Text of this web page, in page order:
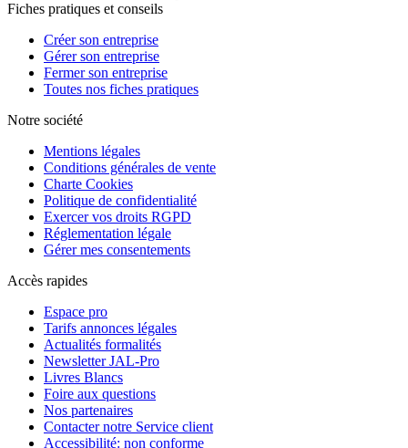
Fiches pratiques et conseils
Créer son entreprise
Gérer son entreprise
Fermer son entreprise
Toutes nos fiches pratiques
Notre société
Mentions légales
Conditions générales de vente
Charte Cookies
Politique de confidentialité
Exercer vos droits RGPD
Réglementation légale
Gérer mes consentements
Accès rapides
Espace pro
Tarifs annonces légales
Actualités formalités
Newsletter JAL-Pro
Livres Blancs
Foire aux questions
Nos partenaires
Contacter notre Service client
Accessibilité: non conforme